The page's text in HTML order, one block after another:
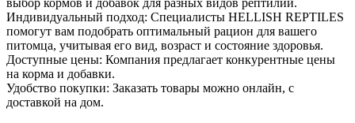
выбор кормов и добавок для разных видов рептилий.
Индивидуальный подход: Специалисты HELLISH REPTILES
помогут вам подобрать оптимальный рацион для вашего
питомца, учитывая его вид, возраст и состояние здоровья.
Доступные цены: Компания предлагает конкурентные цены
на корма и добавки.
Удобство покупки: Заказать товары можно онлайн, с
доставкой на дом.